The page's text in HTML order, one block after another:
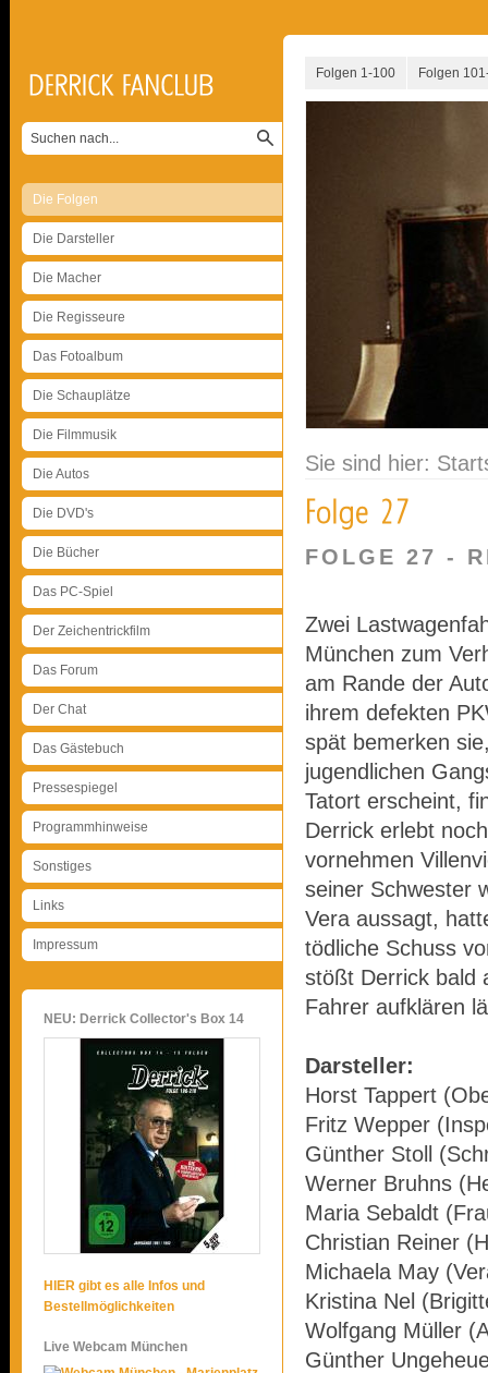
Die Folgen
Die Darsteller
Die Macher
Die Regisseure
Das Fotoalbum
Die Schauplätze
Die Filmmusik
Die Autos
Die DVD's
Die Bücher
Das PC-Spiel
Der Zeichentrickfilm
Das Forum
Der Chat
Das Gästebuch
Pressespiegel
Programmhinweise
Sonstiges
Links
Impressum
NEU: Derrick Collector's Box 14
HIER gibt es alle Infos und
Bestellmöglichkeiten
Live Webcam München
Folgen 1-100 Folgen
Sie sind hier:
FOLGE 27 -
Zwei
München zum
am Rande der
ihrem defekten
spät bemerken
jugendlichen
Tatort erscheint,
Derrick erlebt
vornehmen
seiner Schwester
Vera aussagt,
tödliche Schuss
stößt Derrick bald
Fahrer aufklären
Darsteller:
Horst Tappert
Fritz Wepper
Günther Stoll
Werner Bruhns
Maria Sebaldt
Christian Reiner
Michaela May
Kristina Nel
Wolfgang Müller
Günther